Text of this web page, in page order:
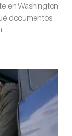
en Washington
documentos